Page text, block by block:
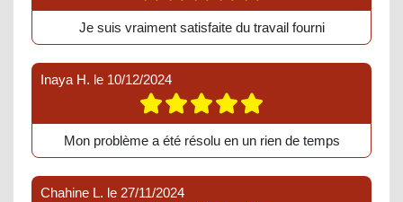
Je suis vraiment satisfaite du travail fourni
Inaya H. le 10/12/2024
Mon problème a été résolu en un rien de temps
Chahine L. le 27/11/2024